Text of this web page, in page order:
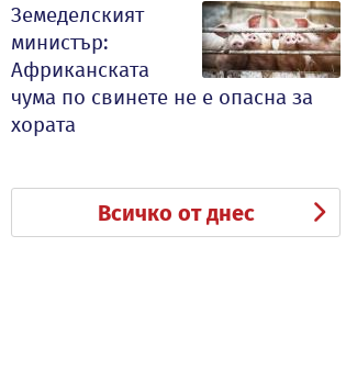
Земеделският
министър:
Африканската
чума по свинете не е опасна за
хората
Всичко от днес